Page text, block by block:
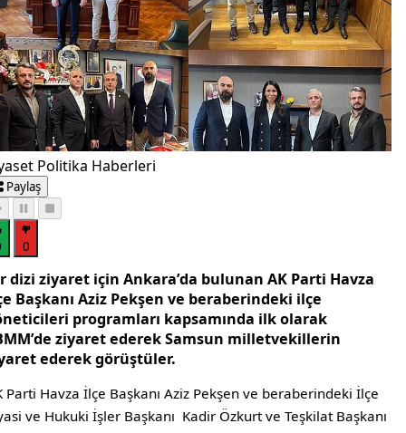
Politika Haberleri
Paylaş
0
dizi ziyaret için Ankara’da bulunan AK Parti Havza
Başkanı Aziz Pekşen ve beraberindeki ilçe
programları kapsamında ilk olarak
ziyaret ederek Samsun milletvekillerin
ederek görüştüler.
Parti Havza İlçe Başkanı Aziz Pekşen ve beraberindeki İlçe
ve Hukuki İşler Başkanı Kadir Özkurt ve Teşkilat Başkanı